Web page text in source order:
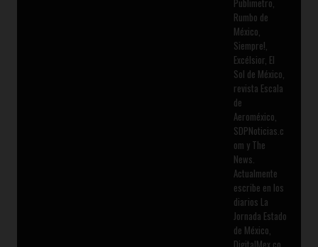
Publimetro,
Rumbo de
México,
Siempre!,
Excélsior, El
Sol de México,
revista Escala
de
Aeroméxico,
SDPNoticias.c
om y The
News.
Actualmente
escribe en los
diarios La
Jornada Estado
de México,
DigitalMex.co